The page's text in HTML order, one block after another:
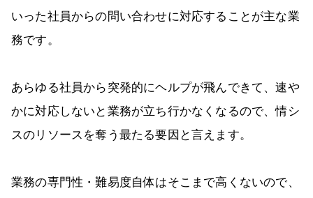
いった社員からの問い合わせに対応することが主な業
務です。
あらゆる社員から突発的にヘルプが飛んできて、速や
かに対応しないと業務が立ち行かなくなるので、情シ
スのリソースを奪う最たる要因と言えます。
業務の専門性・難易度自体はそこまで高くないので、